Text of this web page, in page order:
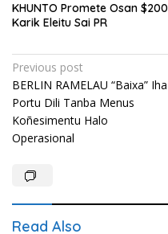
KHUNTO Promete Osan
Karik Eleitu Sai PR
Post
navigation
Previous post
BERLIN RAMELAU “Baixa” Iha
Portu Dili Tanba Menus
Koñesimentu Halo
Operasional
Read Also